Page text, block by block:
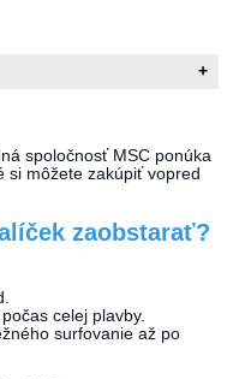
+
spoločnosť MSC ponúka
si môžete zakúpiť vopred
zaobstarať?
celej plavby.
surfovanie až po